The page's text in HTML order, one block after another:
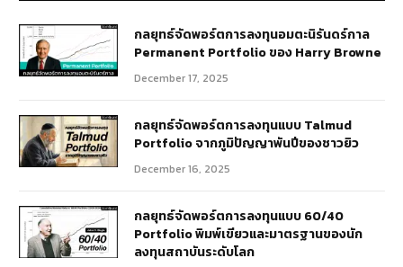
กลยุทธ์​จัดพอร์ตการลงทุนอมตะนิรันดร์กาล
Permanent Portfolio ของ Harry Browne
December 17, 2025
กลยุทธ์จัดพอร์ตการลงทุนแบบ Talmud
Portfolio จากภูมิปัญญาพันปีของชาวยิว
December 16, 2025
กลยุทธ์จัดพอร์ตการลงทุนแบบ 60/40
Portfolio พิมพ์เขียวและมาตรฐานของนัก
ลงทุนสถาบันระดับโลก